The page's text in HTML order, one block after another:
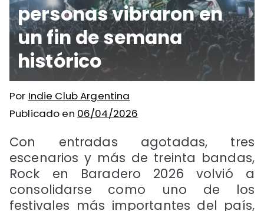
personas vibraron en
un fin de semana
histórico
Por Indie Club Argentina
Publicado en 06/04/2026
Con entradas agotadas, tres
escenarios y más de treinta bandas,
Rock en Baradero 2026 volvió a
consolidarse como uno de los
festivales más importantes del país,